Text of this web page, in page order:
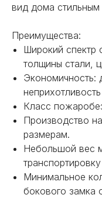
вид дома стильным
Преимущества:
Широкий спектр
толщины стали,
Экономичность:
Класс
Производство
размерам.
Небольшой вес
Минимальное
бокового замка
НЕ НАШЛИ
ИЛИ
С ВЫБОРОМ?
Наш менеджер
все вопросы.
телефону или
индивидуального